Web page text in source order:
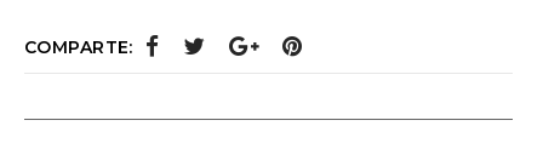
COMPARTE: